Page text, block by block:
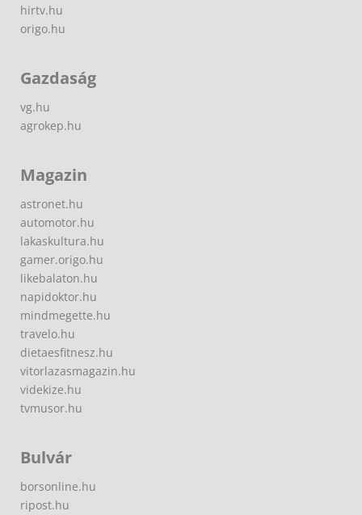
hirtv.hu
origo.hu
Gazdaság
vg.hu
agrokep.hu
Magazin
astronet.hu
automotor.hu
lakaskultura.hu
gamer.origo.hu
likebalaton.hu
napidoktor.hu
mindmegette.hu
travelo.hu
dietaesfitnesz.hu
vitorlazasmagazin.hu
videkize.hu
tvmusor.hu
Bulvár
borsonline.hu
ripost.hu